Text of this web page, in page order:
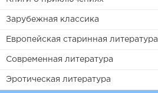
Зарубежная классика
Европейская старинная литература
Современная литература
Эротическая литература